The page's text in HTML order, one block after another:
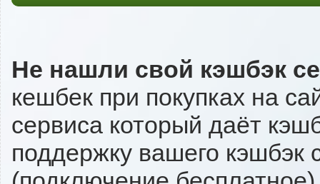
Не нашли свой кэшбэк
кешбек при покупках на
сервиса который даёт
поддержку вашего кэшбэк